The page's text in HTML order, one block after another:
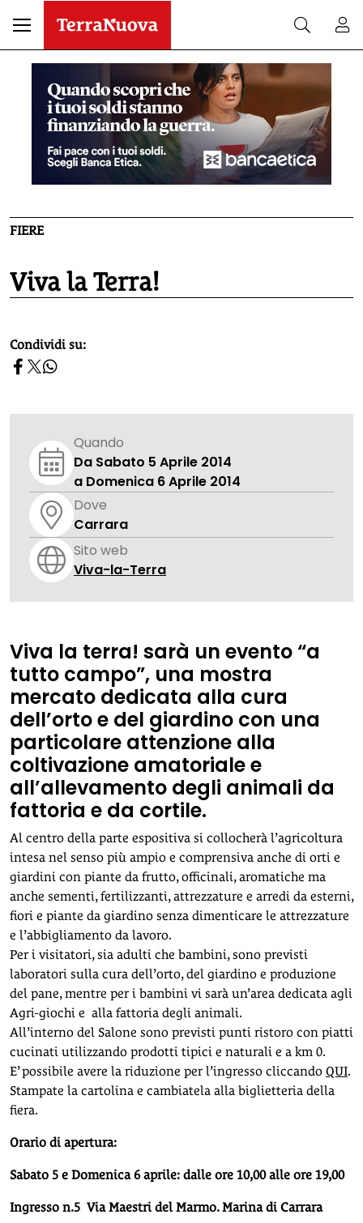
FIERE
Viva la Terra!
homepage h2
Condividi su:
Quando
Da Sabato 5 Aprile 2014
a Domenica 6 Aprile 2014
Dove
Carrara
Sito web
Viva-la-Terra
Viva la terra! sarà un evento “a
tutto campo”, una mostra
mercato dedicata alla cura
dell’orto e del giardino con una
particolare attenzione alla
coltivazione amatoriale e
all’allevamento degli animali da
fattoria e da cortile.
Al centro della parte espositiva si collocherà l’agricoltura
intesa nel senso più ampio e comprensiva anche di orti e
giardini con piante da frutto, officinali, aromatiche ma
anche sementi, fertilizzanti, attrezzature e arredi da esterni,
fiori e piante da giardino senza dimenticare le attrezzature
e l’abbigliamento da lavoro.
Per i visitatori, sia adulti che bambini, sono previsti
laboratori sulla cura dell’orto, del giardino e produzione
del pane, mentre per i bambini vi sarà un’area dedicata agli
Agri-giochi e alla fattoria degli animali.
All’interno del Salone sono previsti punti ristoro con piatti
cucinati utilizzando prodotti tipici e naturali e a km 0.
E’ possibile avere la riduzione per l’ingresso cliccando QUI.
Stampate la cartolina e cambiatela alla biglietteria della
fiera.
Orario di apertura:
Sabato 5 e Domenica 6 aprile: dalle ore 10,00 alle ore 19,00
Ingresso n.5 Via Maestri del Marmo. Marina di Carrara